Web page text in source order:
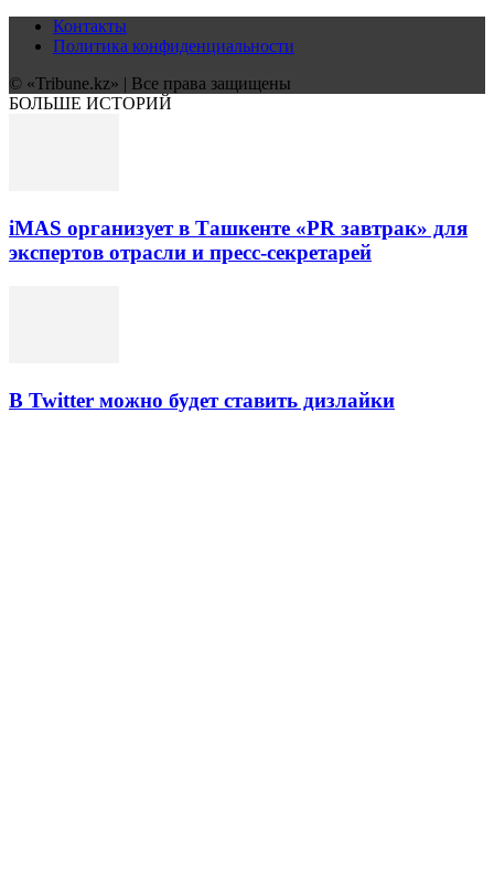
Контакты
Политика конфиденциальности
© «Tribune.kz» | Все права защищены
БОЛЬШЕ ИСТОРИЙ
iMAS организует в Ташкенте «PR завтрак» для
экспертов отрасли и пресс-секретарей
В Twitter можно будет ставить дизлайки